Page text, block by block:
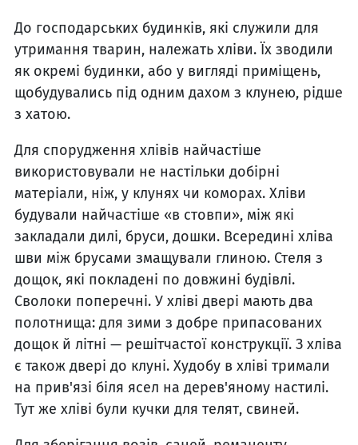
До господарських будинків, які служили для
утримання тварин, належать хліви. Їх зводили
як окремі будинки, або у вигляді приміщень,
щобудувались під одним дахом з клунею, рідше
з хатою.
Для спорудження хлівів найчастіше
використовували не настільки добірні
матеріали, ніж, у клунях чи коморах. Хліви
будували найчастіше «в стовпи», між які
закладали дилі, бруси, дошки. Всередині хліва
шви між брусами змащували глиною. Стеля з
дощок, які покладені по довжині будівлі.
Сволоки поперечні. У хліві двері мають два
полотнища: для зими з добре припасованих
дощок й літні — решітчастої конструкції. З хліва
є також двері до клуні. Худобу в хліві тримали
на прив'язі біля ясел на дерев'яному настилі.
Тут же хліві були кучки для телят, свиней.